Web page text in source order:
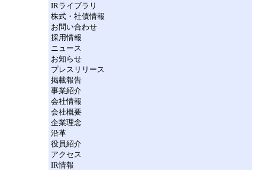
IRライブラリ
株式・社債情報
お問い合わせ
採用情報
ニュース
お知らせ
プレスリリース
掲載報告
事業紹介
会社情報
会社概要
企業理念
沿革
役員紹介
アクセス
IR情報